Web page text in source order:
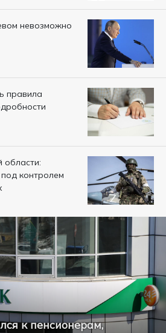
невозможно
правила
области:
контролем
к пенсионерам,